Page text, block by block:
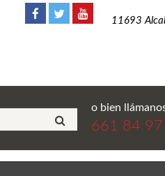
11693
o bien
661 84 97